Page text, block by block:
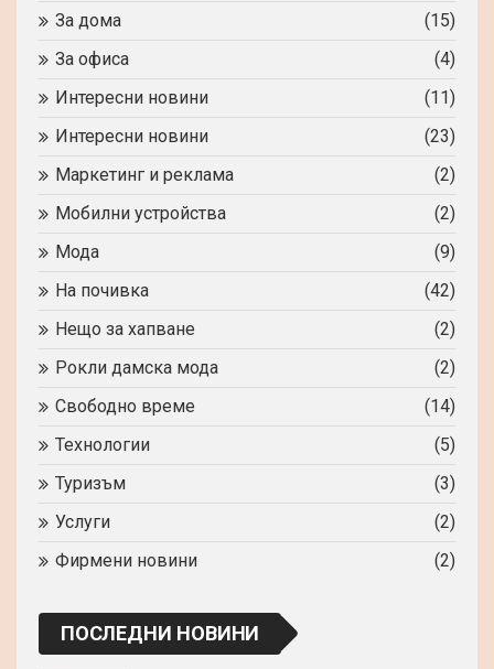
За дома
(15)
За офиса
(4)
Интересни новини
(11)
Интересни новини
(23)
Маркетинг и реклама
(2)
Мобилни устройства
(2)
Мода
(9)
На почивка
(42)
Нещо за хапване
(2)
Рокли дамска мода
(2)
Свободно време
(14)
Технологии
(5)
Туризъм
(3)
Услуги
(2)
Фирмени новини
(2)
ПОСЛЕДНИ НОВИНИ